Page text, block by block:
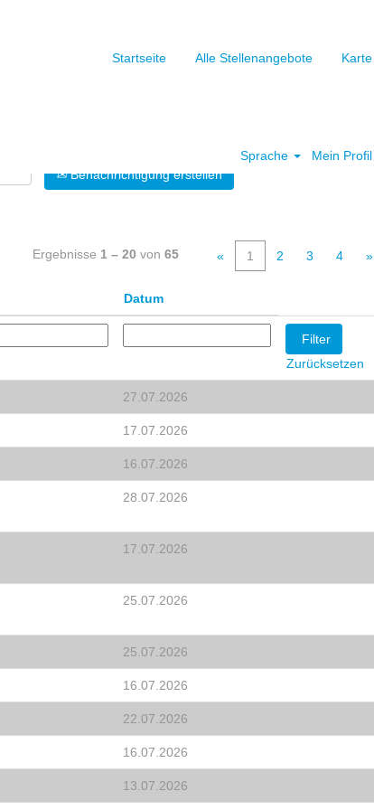
Startseite Alle Stellenangebote Karte
Sprache Mein Profil
Benachrichtigung erstellen
Ergebnisse 1 – 20 von 65 « 1 2 3 4 »
Datum
Zurücksetzen
27.07.2026
17.07.2026
16.07.2026
28.07.2026
17.07.2026
25.07.2026
25.07.2026
16.07.2026
22.07.2026
16.07.2026
13.07.2026